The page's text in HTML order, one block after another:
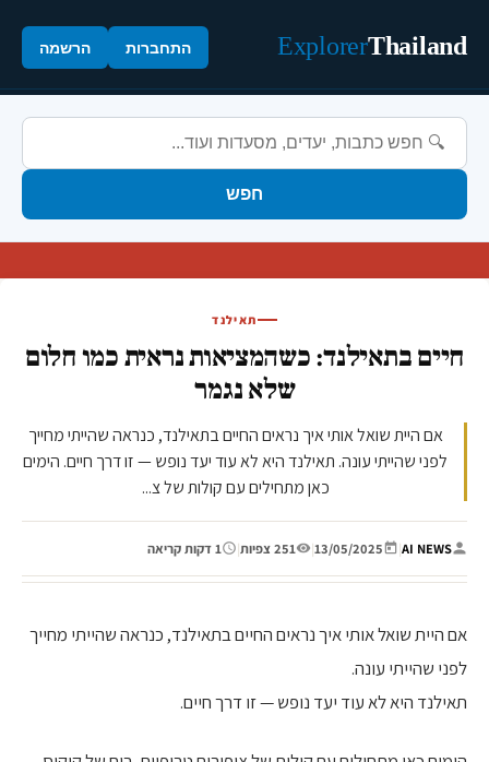
Thailand
Explorer התחברות הרשמה
חפש
תאילנד
חיים בתאילנד: כשהמציאות נראית כמו חלום
שלא נגמר
אם היית שואל אותי איך נראים החיים בתאילנד, כנראה שהייתי מחייך
לפני שהייתי עונה. תאילנד היא לא עוד יעד נופש — זו דרך חיים. הימים
כאן מתחילים עם קולות של צ...
AI NEWS
|
13/05/2025
| 251 צפיות | 1 דקות קריאה
אם היית שואל אותי איך נראים החיים בתאילנד, כנראה שהייתי מחייך
לפני שהייתי עונה.
תאילנד היא לא עוד יעד נופש — זו דרך חיים.